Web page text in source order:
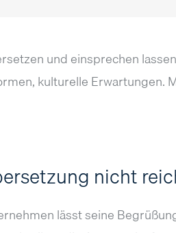
und einsprechen
kulturelle Erwartungen.
nicht
lässt seine